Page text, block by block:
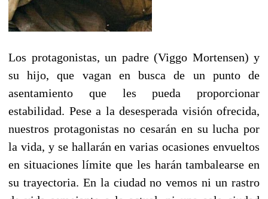
Los protagonistas, un padre (Viggo Mortensen) y
su hijo, que vagan en busca de un punto de
asentamiento que les pueda proporcionar
estabilidad. Pese a la desesperada visión ofrecida,
nuestros protagonistas no cesarán en su lucha por
la vida, y se hallarán en varias ocasiones envueltos
en situaciones límite que les harán tambalearse en
su trayectoria. En la ciudad no vemos ni un rastro